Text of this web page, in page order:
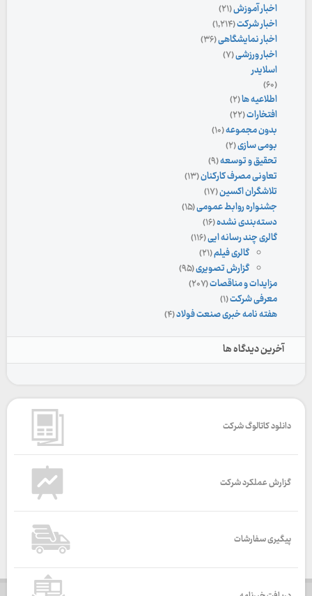
اخبار آموزش(۲۱)
اخبار شرکت(۱,۲۱۴)
اخبار نمایشگاهی(۳۶)
اخبار ورزشی(۷)
اسلایدر
(۶۰)
اطلاعیه ها(۲)
افتخارات(۲۲)
بدون مجموعه(۱۰)
بومی سازی(۲)
تحقیق و توسعه(۹)
تعاونی مصرف کارکنان(۱۳)
تلاشگران اکسین(۱۷)
جشنواره روابط عمومی(۱۵)
دسته‌بندی نشده(۱۶)
گالری چند رسانه ایی(۱۱۶)
گالری فیلم(۲۱)
گزارش تصویری(۹۵)
مزایدات و مناقصات(۲۰۷)
معرفی شرکت(۱)
هفته نامه خبری صنعت فولاد(۴)
آخرین دیدگاه ها
دانلود کاتالوگ شرکت
گزارش عملکرد شرکت
پیگیری سفارشات